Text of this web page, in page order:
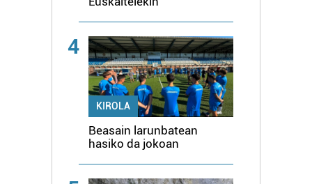
4
KIROLA
Beasain larunbatean
hasiko da jokoan